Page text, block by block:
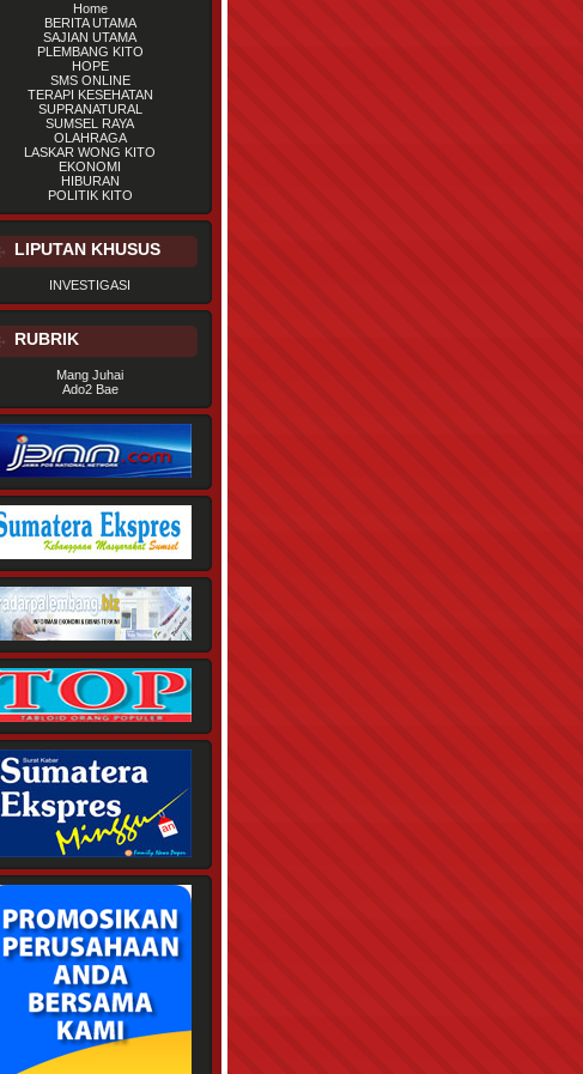
Home
BERITA UTAMA
SAJIAN UTAMA
PLEMBANG KITO
HOPE
SMS ONLINE
TERAPI KESEHATAN
SUPRANATURAL
SUMSEL RAYA
OLAHRAGA
LASKAR WONG KITO
EKONOMI
HIBURAN
POLITIK KITO
LIPUTAN KHUSUS
INVESTIGASI
RUBRIK
Mang Juhai
Ado2 Bae